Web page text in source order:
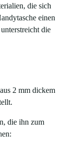
die sich
einen
die
2 mm dickem
die ihn zum